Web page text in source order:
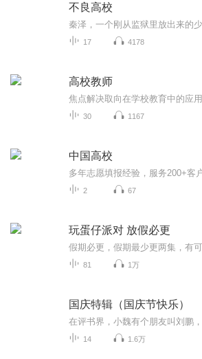
不良高校
17 4178
高校教师
焦点解决取向在学校教育中的应用
30 1167
中国高校
2 67
玩蛋仔派对 放假必更
81 1万
国庆特辑（国庆节快乐）
14 1.6万